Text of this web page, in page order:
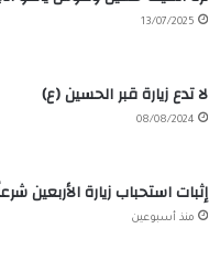
13/07/2025
لا تدع زيارة قبر الحسين (ع)
08/08/2024
إثبات استحباب زيارة الأربعين
منذ أسبوعين